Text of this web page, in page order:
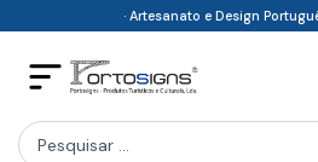
content
· Artesanato e Design
Search
...